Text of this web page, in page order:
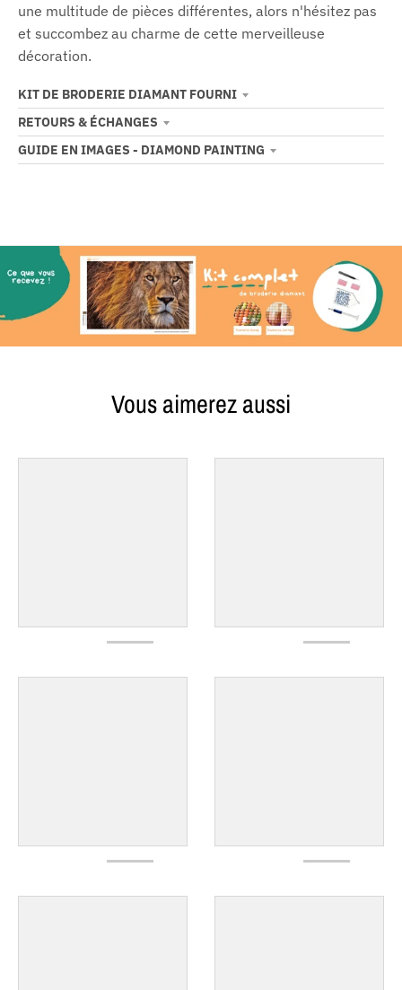
une multitude de pièces différentes, alors n'hésitez pas
et succombez au charme de cette merveilleuse
décoration.
KIT DE BRODERIE DIAMANT FOURNI
RETOURS & ÉCHANGES
GUIDE EN IMAGES - DIAMOND PAINTING
Vous aimerez aussi